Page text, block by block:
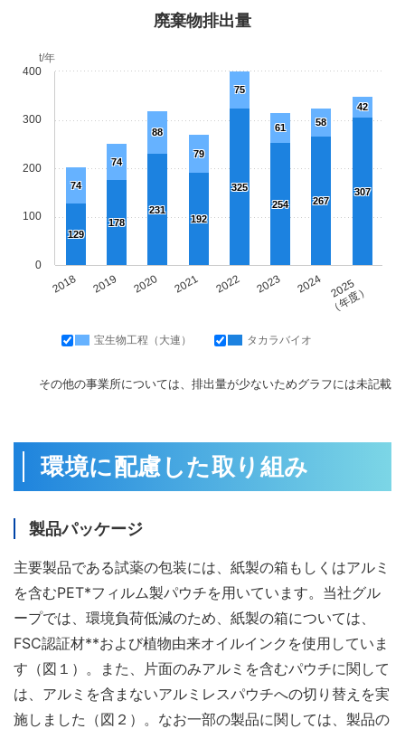
廃棄物排出量
宝生物工程（大連） タカラバイオ
2018 2019 2020 2021 2022 2023 2024 2025
（年度）
0
100
200
300
400
t/年
74
74
88
79
75
61 58
42
129
178
231
192
325
254
267
307
その他の事業所については、排出量が少ないためグラフには未記載
環境に配慮した取り組み
製品パッケージ
主要製品である試薬の包装には、紙製の箱もしくはアルミ
を含むPET*フィルム製パウチを用いています。当社グル
ープでは、環境負荷低減のため、紙製の箱については、
FSC認証材**および植物由来オイルインクを使用していま
す（図１）。また、片面のみアルミを含むパウチに関して
は、アルミを含まないアルミレスパウチへの切り替えを実
施しました（図２）。なお一部の製品に関しては、製品の